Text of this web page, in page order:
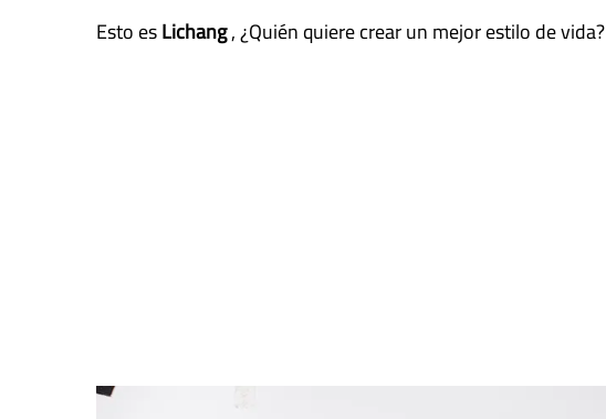
Esto esLichang, ¿Quién quiere crear un mejor estilo de vida?